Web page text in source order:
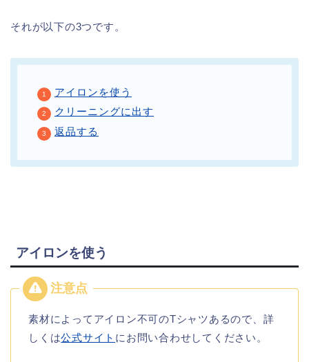
それが以下の3つです。
アイロンを使う
クリーニングに出す
返品する
アイロンを使う
素材によってアイロン不可のTシャツあるので、詳
しくは公式サイト にお問い合わせしてください。